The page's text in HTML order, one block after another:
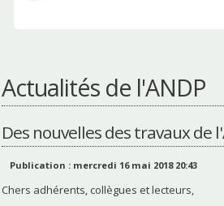
Actualités de l'ANDP
Des nouvelles des travaux de
Publication : mercredi 16 mai 2018 20:43
Chers adhérents, collègues et lecteurs,